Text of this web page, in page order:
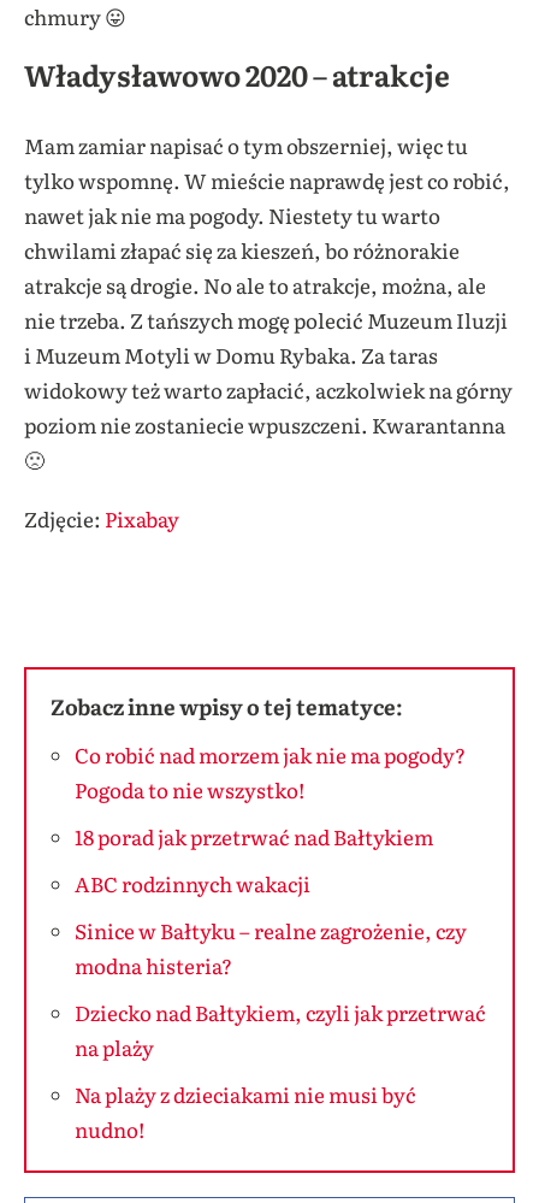
chmury 😛
Władysławowo 2020 – atrakcje
Mam zamiar napisać o tym obszerniej, więc tu
tylko wspomnę. W mieście naprawdę jest co robić,
nawet jak nie ma pogody. Niestety tu warto
chwilami złapać się za kieszeń, bo różnorakie
atrakcje są drogie. No ale to atrakcje, można, ale
nie trzeba. Z tańszych mogę polecić Muzeum Iluzji
i Muzeum Motyli w Domu Rybaka. Za taras
widokowy też warto zapłacić, aczkolwiek na górny
poziom nie zostaniecie wpuszczeni. Kwarantanna
🙁
Zdjęcie: Pixabay
Zobacz inne wpisy o tej tematyce:
Co robić nad morzem jak nie ma pogody?
Pogoda to nie wszystko!
18 porad jak przetrwać nad Bałtykiem
ABC rodzinnych wakacji
Sinice w Bałtyku – realne zagrożenie, czy
modna histeria?
Dziecko nad Bałtykiem, czyli jak przetrwać
na plaży
Na plaży z dzieciakami nie musi być
nudno!